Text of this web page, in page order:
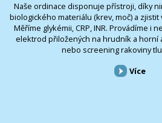
Naše ordinace disponuje přístroji, díky
biologického materiálu (krev, moč) a
Měříme glykémii, CRP, INR. Provádíme i
elektrod přiložených na hrudník a horní
nebo screening rakoviny
Více